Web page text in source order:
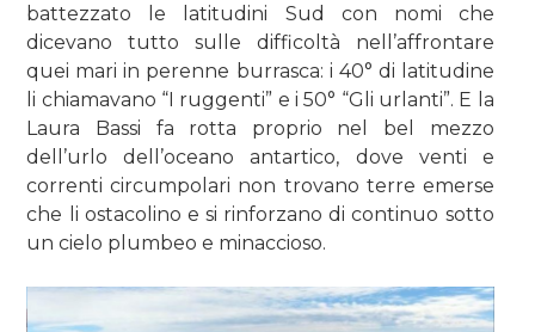
battezzato le latitudini Sud con nomi che
dicevano tutto sulle difficoltà nell’affrontare
quei mari in perenne burrasca: i 40° di latitudine
li chiamavano “I ruggenti” e i 50° “Gli urlanti”. E la
Laura Bassi fa rotta proprio nel bel mezzo
dell’urlo dell’oceano antartico, dove venti e
correnti circumpolari non trovano terre emerse
che li ostacolino e si rinforzano di continuo sotto
un cielo plumbeo e minaccioso.